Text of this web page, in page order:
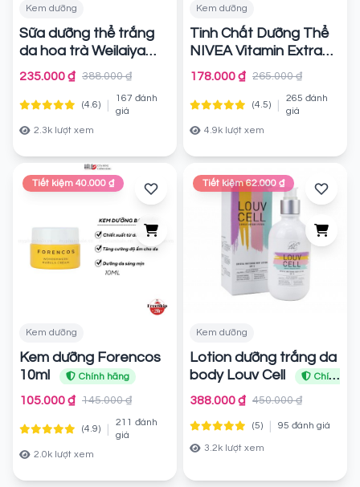
Kem dưỡng
Sữa dưỡng thể trắng
da hoa trà Weilaiya
Chính hãng
235.000 ₫ 388.000 ₫
(4.6)
167 đánh
giá
2.3k lượt xem
Kem dưỡng
Tinh Chất Dưỡng Thể
NIVEA Vitamin Extra
Bright C&AHA Dưỡng
Sáng & Làm Sạch Da
Chết (300 ml)
178.000 ₫ 265.000 ₫
(4.5)
265 đánh
giá
4.9k lượt xem
Tiết kiệm 40.000 ₫
Kem dưỡng
Kem dưỡng Forencos
10ml
Chính hãng
105.000 ₫ 145.000 ₫
(4.9)
211 đánh
giá
2.0k lượt xem
Tiết kiệm 62.000 ₫
Kem dưỡng
Lotion dưỡng trắng da
body Louv Cell
Chính
hãng
388.000 ₫ 450.000 ₫
(5) 95 đánh giá
3.2k lượt xem